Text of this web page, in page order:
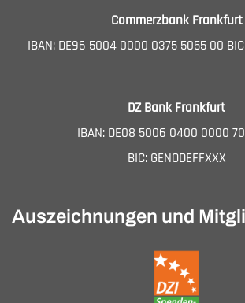
Commerzbank Frankfurt
IBAN: DE96 5004 0000 0375 5055 00 BIC:
DZ Bank Frankfurt
IBAN: DE08 5006 0400 0000
BIC: GENODEFFXXX
Auszeichnungen und